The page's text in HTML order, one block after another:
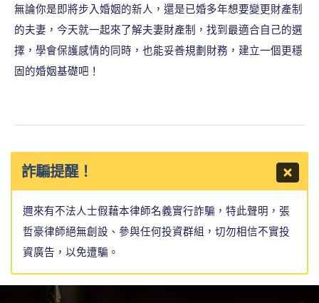
無論你是即將步入婚姻的新人，還是已婚多年想要變更財產制
的夫妻，今天就一起來了解夫妻財產制，找到最適合自己的選
擇，學會保護感情的同時，也能妥善規劃財務，建立一個更穩
固的婚姻基礎吧！
詐騙提醒！
邇來有不法人士假藉本律師名義實行詐騙，特此聲明，張
哲豪律師絕無創設、參與任何投資群組，切勿相信不實投
資廣告，以免遭騙。